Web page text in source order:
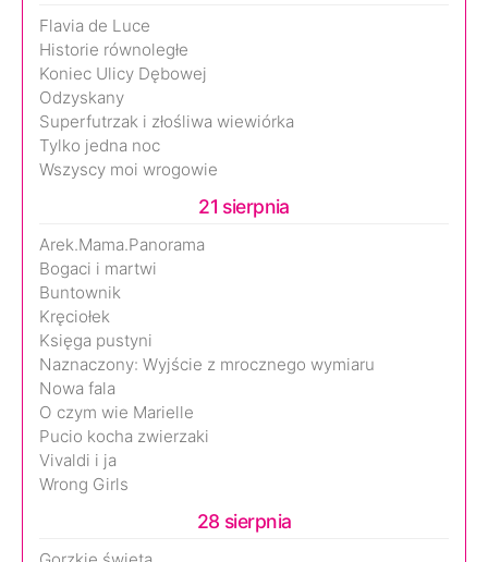
Flavia de Luce
Historie równoległe
Koniec Ulicy Dębowej
Odzyskany
Superfutrzak i złośliwa wiewiórka
Tylko jedna noc
Wszyscy moi wrogowie
21 sierpnia
Arek.Mama.Panorama
Bogaci i martwi
Buntownik
Kręciołek
Księga pustyni
Naznaczony: Wyjście z mrocznego wymiaru
Nowa fala
O czym wie Marielle
Pucio kocha zwierzaki
Vivaldi i ja
Wrong Girls
28 sierpnia